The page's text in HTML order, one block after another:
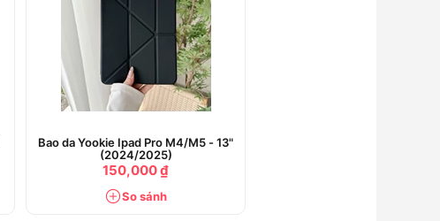
Bao da Yookie Ipad Pro M4/M5 - 13"
(2024/2025)
150,000 ₫
So sánh